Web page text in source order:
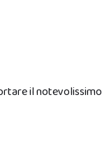
il notevolissimo